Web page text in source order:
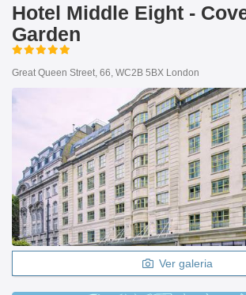
Hotel Middle Eight -
Garden
Great Queen Street, 66, WC2B 5BX London
Ver galeria